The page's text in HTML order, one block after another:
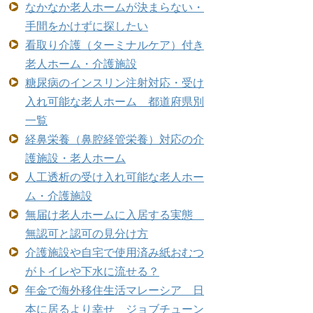
なかなか老人ホームが決まらない・
手間をかけずに探したい
看取り介護（ターミナルケア）付き
老人ホーム・介護施設
糖尿病のインスリン注射対応・受け
入れ可能な老人ホーム 都道府県別
一覧
経鼻栄養（鼻腔経管栄養）対応の介
護施設・老人ホーム
人工透析の受け入れ可能な老人ホー
ム・介護施設
無届け老人ホームに入居する実態
無認可と認可の見分け方
介護施設や自宅で使用済み紙おむつ
がトイレや下水に流せる？
年金で海外移住生活マレーシア 日
本に居るより幸せ ジョブチューン